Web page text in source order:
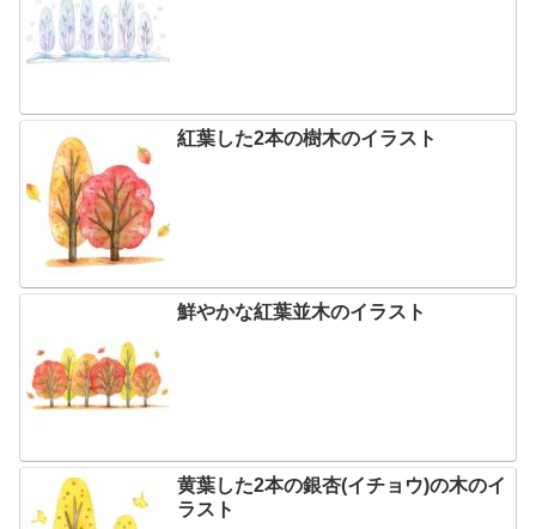
紅葉した2本の樹木のイラスト
鮮やかな紅葉並木のイラスト
黄葉した2本の銀杏(イチョウ)の木のイ
ラスト